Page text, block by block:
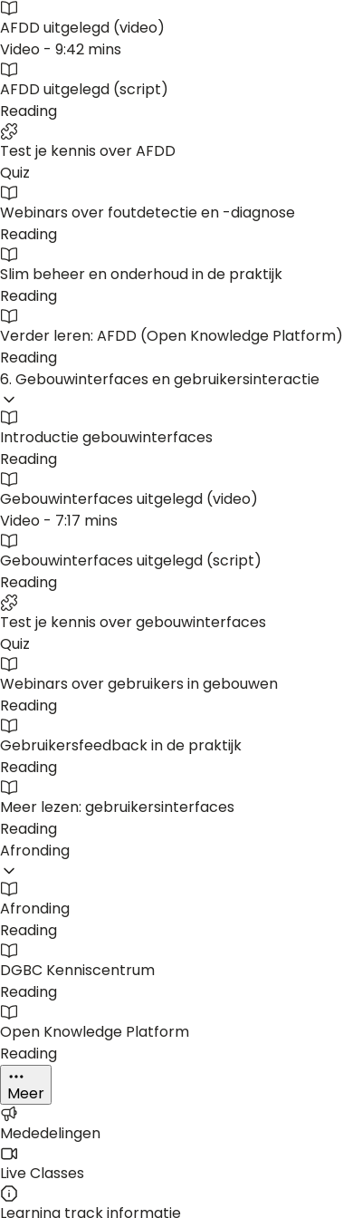
AFDD uitgelegd (video)
Video - 9:42 mins
AFDD uitgelegd (script)
Reading
Test je kennis over AFDD
Quiz
Webinars over foutdetectie en -diagnose
Reading
Slim beheer en onderhoud in de praktijk
Reading
Verder leren: AFDD (Open Knowledge Platform)
Reading
6. Gebouwinterfaces en gebruikersinteractie
Introductie gebouwinterfaces
Reading
Gebouwinterfaces uitgelegd (video)
Video - 7:17 mins
Gebouwinterfaces uitgelegd (script)
Reading
Test je kennis over gebouwinterfaces
Quiz
Webinars over gebruikers in gebouwen
Reading
Gebruikersfeedback in de praktijk
Reading
Meer lezen: gebruikersinterfaces
Reading
Afronding
Afronding
Reading
DGBC Kenniscentrum
Reading
Open Knowledge Platform
Reading
Meer
Mededelingen
Live Classes
Learning track informatie